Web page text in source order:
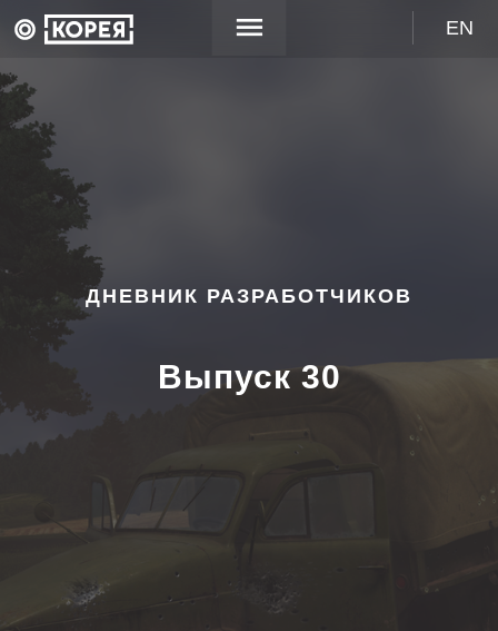
EN
ДНЕВНИК РАЗРАБОТЧИКОВ
Выпуск 30